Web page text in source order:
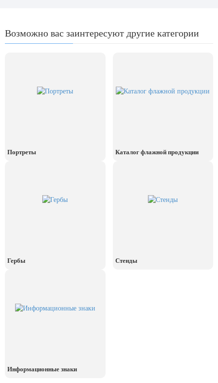
Возможно вас заинтересуют другие категории
Портреты Каталог флажной продукции
Гербы Стенды
Информационные знаки